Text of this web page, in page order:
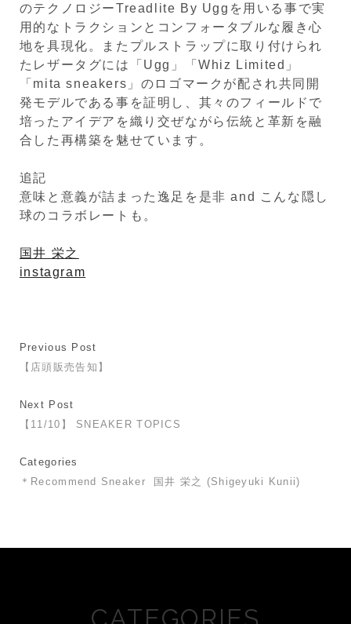
のテクノロジーTreadlite By Uggを用いる事で実
用的なトラクションとコンフォータブルな履き心
地を具現化。またプルストラップに取り付けられ
たレザータグには「Ugg」「Whiz Limited」
「mita sneakers」のロゴマークが配され共同開
発モデルである事を証明し、其々のフィールドで
培ったアイデアを織り交ぜながら伝統と革新を融
合した再構築を魅せています。
追記
意味と意義が詰まった逸足を是非 and こんな隠し
球のコラボレートも。
国井 栄之
instagram
Previous Post
【店頭販売告知】
Next Post
【11/10】 SNEAKER TOPICS
Categories
＊Recommend Sneaker
国井 栄之 (Shigeyuki Kunii)
CATEGORIES